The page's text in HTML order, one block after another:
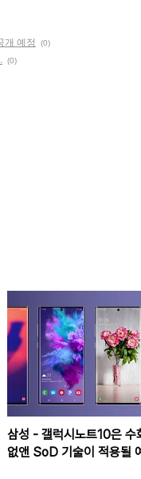
개 예정 (0)
(0)
삼성 - 갤럭시노트10은 수
없앤 SoD 기술이 적용될